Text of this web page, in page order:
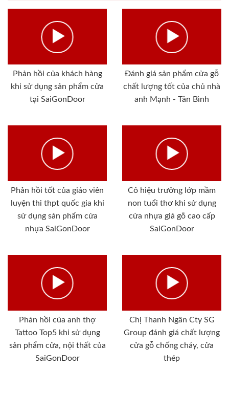
Phản hồi của khách hàng
khi sử dụng sản phẩm cửa
tại SaiGonDoor
Đánh giá sản phẩm cửa gỗ
chất lượng tốt của chủ nhà
anh Mạnh - Tân Bình
Phản hồi tốt của giáo viên
luyện thi thpt quốc gia khi
sử dụng sản phẩm cửa
nhựa SaiGonDoor
Cô hiệu trưởng lớp mầm
non tuổi thơ khi sử dụng
cửa nhựa giả gỗ cao cấp
SaiGonDoor
Phản hồi của anh thợ
Tattoo Top5 khi sử dụng
sản phẩm cửa, nội thất của
SaiGonDoor
Chị Thanh Ngân Cty SG
Group đánh giá chất lượng
cửa gỗ chống cháy, cửa
thép